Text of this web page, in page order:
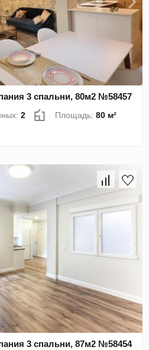
3 спальни, 80м2 №58457
2 Площадь:80 м²
3 спальни, 87м2 №58454